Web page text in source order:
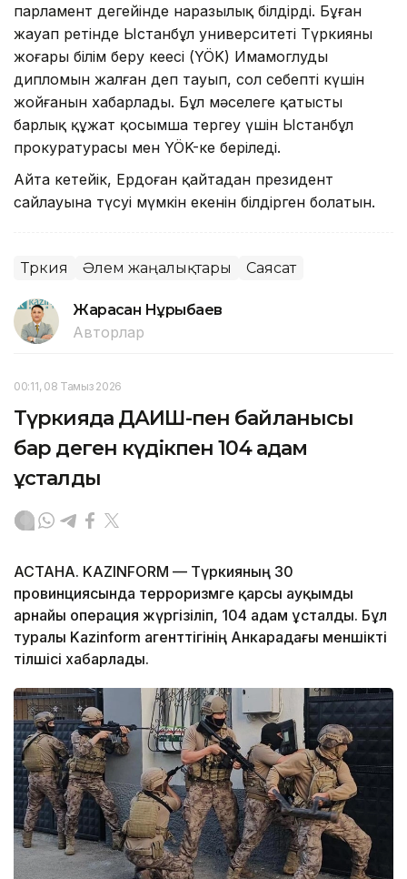
парламент деңгейінде наразылық білдірді. Бұған
жауап ретінде Ыстанбұл университеті Түркияның
жоғары білім беру кеңесі (YÖK) Имамоглудың
дипломын жалған деп тауып, сол себепті күшін
жойғанын хабарлады. Бұл мәселеге қатысты
барлық құжат қосымша тергеу үшін Ыстанбұл
прокуратурасы мен YÖK-ке беріледі.
Айта кетейік, Ердоған қайтадан президент
сайлауына түсуі мүмкін екенін білдірген болатын.
Түркия Әлем жаңалықтары Саясат
Жарасқан Нұрыбаев
Авторлар
00:11, 08 Тамыз 2026
Түркияда ДАИШ-пен байланысы
бар деген күдікпен 104 адам
ұсталды
АСТАНА. KAZINFORM — Түркияның 30
провинциясында терроризмге қарсы ауқымды
арнайы операция жүргізіліп, 104 адам ұсталды. Бұл
туралы Kazinform агенттігінің Анкарадағы меншікті
тілшісі хабарлады.